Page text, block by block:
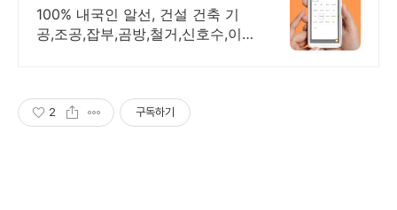
용직 대기중
100% 내국인 알선, 건설 건축 기
공,조공,잡부,곰방,철거,신호수,이
2 구독하기